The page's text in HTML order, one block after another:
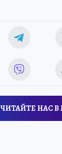
ЧИТАЙТЕ НАС В